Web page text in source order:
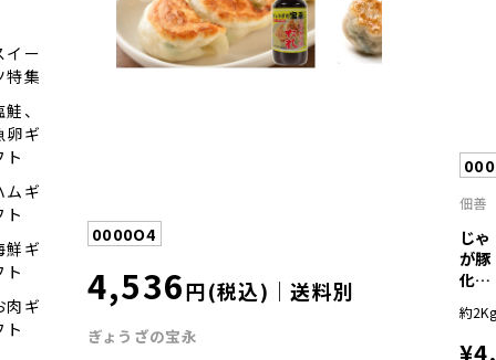
イー
特集
、
卵ギ
ト
ムギ
ト
鮮ギ
ト
肉ギ
ト
0000O4
4,536円(税込)｜送料別
ぎょうざの宝永
佃善
じゃ
が豚
化粧
箱＆
じ...
約2Kg